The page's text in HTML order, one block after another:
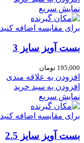
نمایش سریع
برای مقایسه اضافه کنید
بست آویز سایز 3
195,000 تومان
افزودن به علاقه مندی
افزودن به سبد خرید
نمایش سریع
برای مقایسه اضافه کنید
بست آویز سایز 2.5